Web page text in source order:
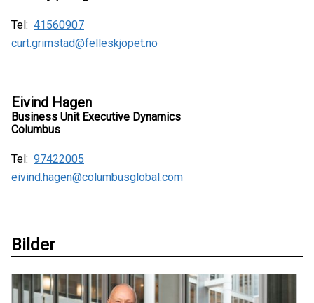
Tel: 41560907
curt.grimstad@felleskjopet.no
Eivind Hagen
Business Unit Executive Dynamics
Columbus
Tel: 97422005
eivind.hagen@columbusglobal.com
Bilder